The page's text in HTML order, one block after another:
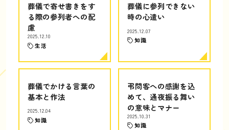
葬儀で寄せ書きをす
る際の参列者への配
慮
2025.12.10
生活
葬儀に参列できない
時の心遣い
2025.12.07
知識
葬儀でかける言葉の
基本と作法
2025.12.04
知識
弔問客への感謝を込
めて、通夜振る舞い
の意味とマナー
2025.10.31
知識